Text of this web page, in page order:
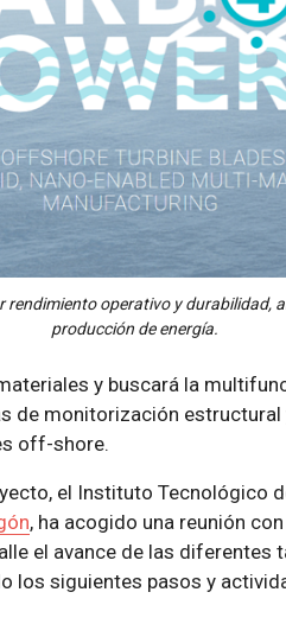
operativo y durabilidad,
producción de energía.
y buscará la
de monitorización estructural
off-shore.
el Instituto Tecnológico
, ha acogido una reunión
el avance de las diferentes
los siguientes pasos y